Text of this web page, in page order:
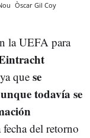
Òscar Gil Coy
la UEFA para
que se
todavía se
del retorno